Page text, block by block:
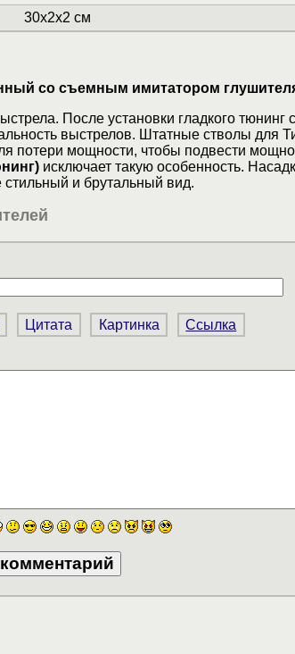
30x2x2 см
со съемным имитатором
После установки гладкого тюнинг
выстрелов. Штатные стволы для
потери мощности, чтобы подвести
исключает такую особенность.
стильный и брутальный вид.
Цитата Картинка Ссылка